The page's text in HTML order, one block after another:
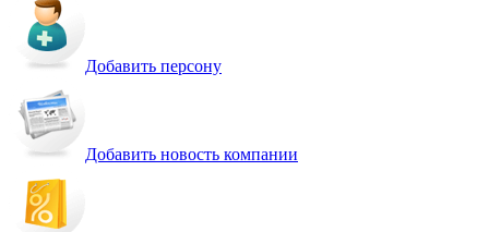
Добавить персону
Добавить новость компании